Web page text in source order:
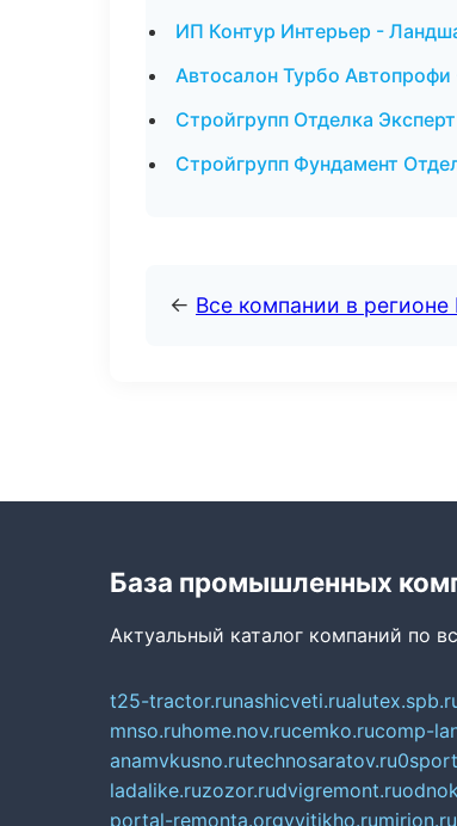
ИП Контур Интерьер -
Автосалон Турбо
Стройгрупп Отделка
Стройгрупп Фундамент
← Все компании в
База промышленных
Актуальный каталог компаний по
t25-tractor.runashicveti.ru
mnso.ruhome.nov.rucemko.rucomp-
anamvkusno.rutechnosaratov.ru
ladalike.ruzozor.rudvigremont.ru
portal-remonta.orgvyitikho.rumirjon.ru